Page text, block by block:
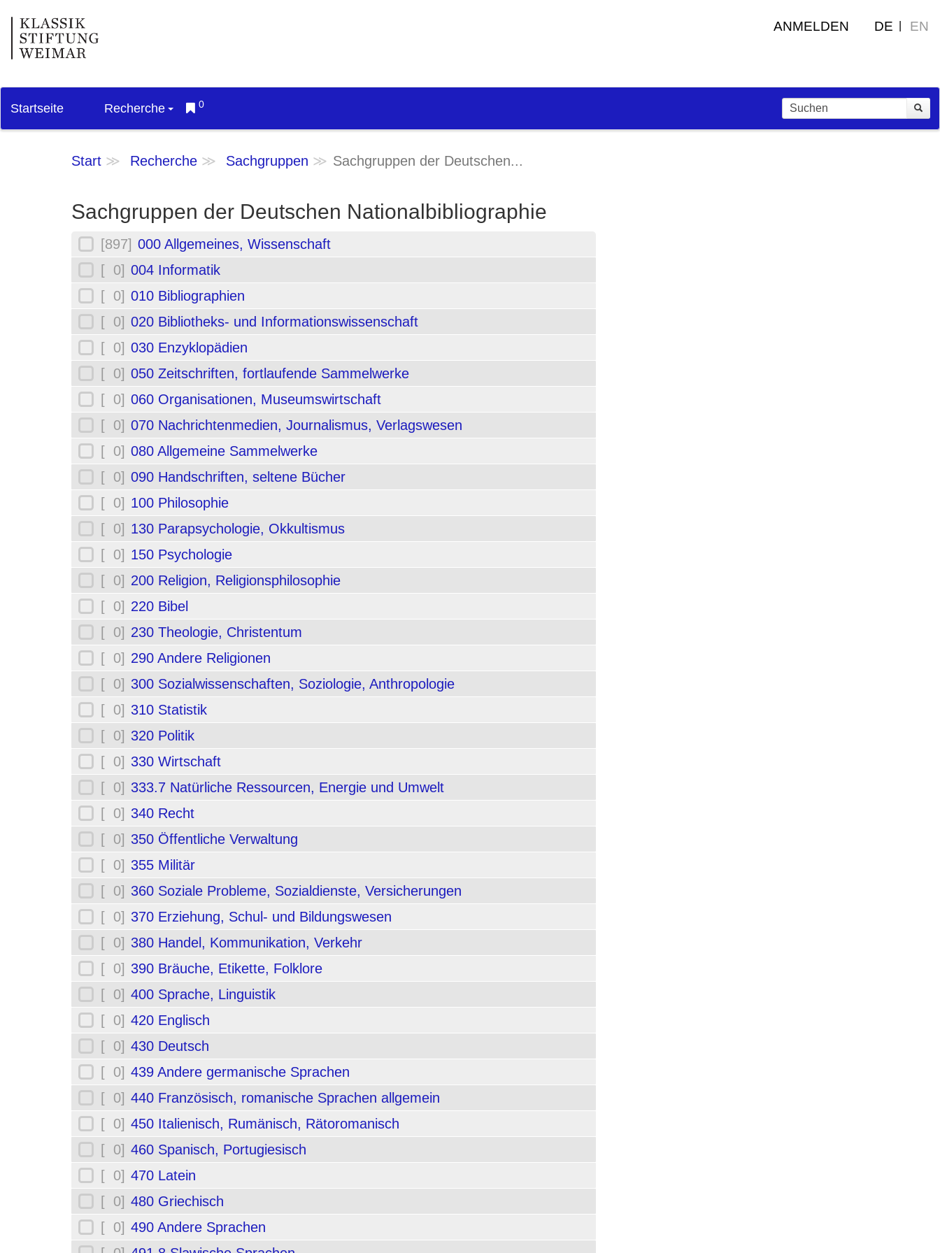
ANMELDEN DE EN
Startseite Recherche 0
Start Recherche Sachgruppen Sachgruppen der Deutschen...
Sachgruppen der Deutschen Nationalbibliographie
[897] 000 Allgemeines, Wissenschaft
[ 0] 004 Informatik
[ 0] 010 Bibliographien
[ 0] 020 Bibliotheks- und Informationswissenschaft
[ 0] 030 Enzyklopädien
[ 0] 050 Zeitschriften, fortlaufende Sammelwerke
[ 0] 060 Organisationen, Museumswirtschaft
[ 0] 070 Nachrichtenmedien, Journalismus, Verlagswesen
[ 0] 080 Allgemeine Sammelwerke
[ 0] 090 Handschriften, seltene Bücher
[ 0] 100 Philosophie
[ 0] 130 Parapsychologie, Okkultismus
[ 0] 150 Psychologie
[ 0] 200 Religion, Religionsphilosophie
[ 0] 220 Bibel
[ 0] 230 Theologie, Christentum
[ 0] 290 Andere Religionen
[ 0] 300 Sozialwissenschaften, Soziologie, Anthropologie
[ 0] 310 Statistik
[ 0] 320 Politik
[ 0] 330 Wirtschaft
[ 0] 333.7 Natürliche Ressourcen, Energie und Umwelt
[ 0] 340 Recht
[ 0] 350 Öffentliche Verwaltung
[ 0] 355 Militär
[ 0] 360 Soziale Probleme, Sozialdienste, Versicherungen
[ 0] 370 Erziehung, Schul- und Bildungswesen
[ 0] 380 Handel, Kommunikation, Verkehr
[ 0] 390 Bräuche, Etikette, Folklore
[ 0] 400 Sprache, Linguistik
[ 0] 420 Englisch
[ 0] 430 Deutsch
[ 0] 439 Andere germanische Sprachen
[ 0] 440 Französisch, romanische Sprachen allgemein
[ 0] 450 Italienisch, Rumänisch, Rätoromanisch
[ 0] 460 Spanisch, Portugiesisch
[ 0] 470 Latein
[ 0] 480 Griechisch
[ 0] 490 Andere Sprachen